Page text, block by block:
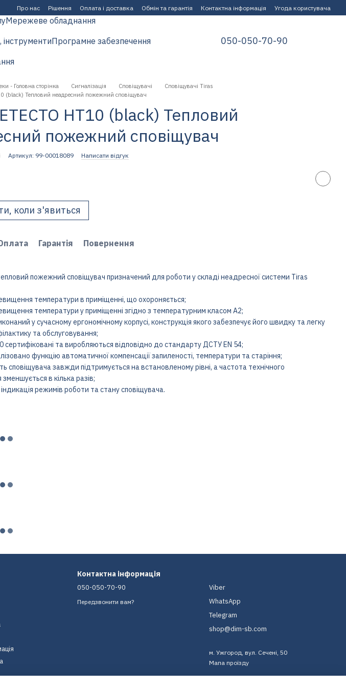
Про нас Рішення Оплата і доставка Обмін та гарантія Контактна інформація Угода користувача
Мережеве обладнання
інструментиПрограмне забезпечення
050-050-70-90
- Головна сторінка Сигналізація Сповіщувачі
Сповіщувачі Tiras
(black) Тепловий неадресний пожежний сповіщувач
HT10 (black) Тепловий
пожежний сповіщувач
Артикул: 99-00018089 Написати відгук
коли з'явиться
Гарантія
Повернення
пожежний сповіщувач призначений для роботи у складі неадресної системи Tiras
температури в приміщенні, що охороняється;
температури у приміщенні згідно з температурним класом А2;
у сучасному ергономічному корпусі, конструкція якого забезпечує його швидку та легку
та обслуговування;
сертифіковані та виробляються відповідно до стандарту ДСТУ EN 54;
функцію автоматичної компенсації запиленості, температури та старіння;
сповіщувача завжди підтримується на встановленому рівні, а частота технічного
в кілька разів;
режимів роботи та стану сповіщувача.
Контактна інформація
050-050-70-90
Передзвонити вам?
Viber
WhatsApp
Telegram
shop@dim-sb.com
м. Ужгород, вул. Сечені, 50
Мапа проїзду